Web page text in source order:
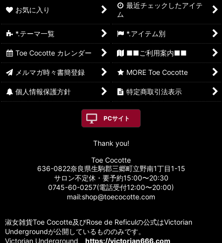
お気に入り
最近チェックしたアイテ
ム
*.テーマ一覧 *.アイテム別
Toe Cocotte カレンダー ■■ご利用案内■■
メルマガ時々書簡登録 MORE Toe Cocotte
個人情報保護方針 特定商取引法表示
PCサイト
Thank you!
Toe Cocotte
636-0822奈良県生駒郡三郷町立野南1丁目1-15
サロン不定休・要予約15:00〜20:30
0745-60-0257(電話受付12:00〜20:00)
mail:shop@toecocotte.com
淑女雑貨Toe Cocotte及びRose de Reficulの公式はVictorian
Undergroundが公開しているもののみです。
Victorian Underground https://victorian666.com